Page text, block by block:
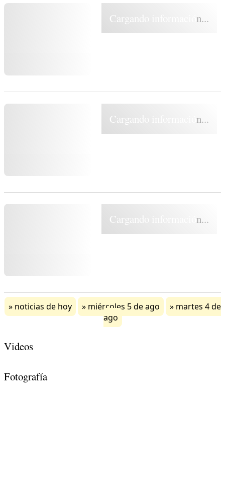
Cargando información...
Cargando información...
Cargando información...
noticias de hoy miércoles 5 de ago
martes 4 de
ago
Videos
Fotografía